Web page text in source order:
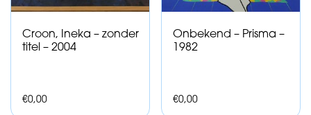
Croon, Ineka – zonder
titel – 2004
€0,00
Onbekend – Prisma –
1982
€0,00